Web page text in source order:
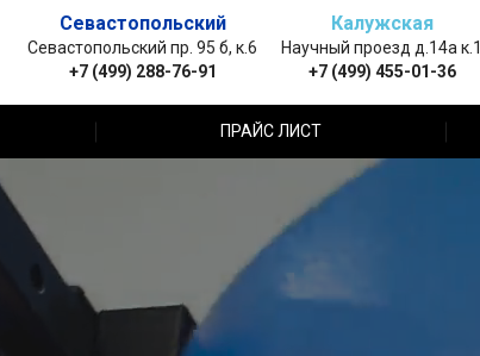
Севастопольский
Севастопольский пр. 95 б, к.6
+7 (499) 288-76-91
Калужская
Научный проезд д.14а к.1
+7 (499) 455-01-36
ПРАЙС ЛИСТ